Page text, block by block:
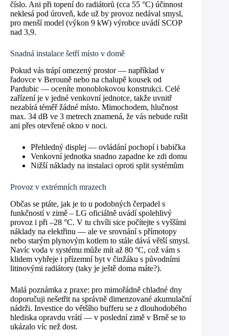
číslo. Ani při topení do radiátorů (cca 55 °C) účinnost
neklesá pod úroveň, kde už by provoz nedával smysl,
pro menší model (výkon 9 kW) výrobce uvádí SCOP
nad 3,9.
Snadná instalace šetří místo v domě
Pokud vás trápí omezený prostor — například v
řadovce v Berouně nebo na chalupě kousek od
Pardubic — oceníte monoblokovou konstrukci. Celé
zařízení je v jedné venkovní jednotce, takže uvnitř
nezabírá téměř žádné místo. Mimochodem, hlučnost
max. 34 dB ve 3 metrech znamená, že vás nebude rušit
ani přes otevřené okno v noci.
Přehledný displej — ovládání pochopí i babička
Venkovní jednotka snadno zapadne ke zdi domu
Nižší náklady na instalaci oproti split systémům
Provoz v extrémních mrazech
Občas se ptáte, jak je to u podobných čerpadel s
funkčností v zimě – LG oficiálně uvádí spolehlivý
provoz i při –28 °C. V tu chvíli sice počítejte s vyššími
náklady na elektřinu — ale ve srovnání s přímotopy
nebo starým plynovým kotlem to stále dává větší smysl.
Navíc voda v systému může mít až 80 °C, což vám s
klidem vyhřeje i přízemní byt v činžáku s původními
litinovými radiátory (taky je ještě doma máte?).
Malá poznámka z praxe: pro mimořádně chladné dny
doporučuji nešetřit na správně dimenzované akumulační
nádrži. Investice do většího bufferu se z dlouhodobého
hlediska opravdu vrátí — v poslední zimě v Brně se to
ukázalo víc než dost.